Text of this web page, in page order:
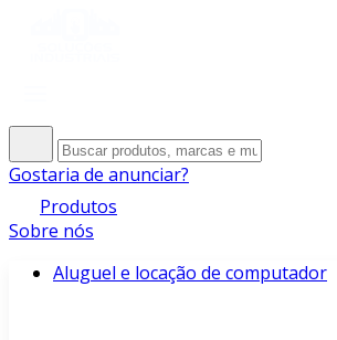
Gostaria de anunciar?
Produtos
Sobre nós
Aluguel e locação de computador